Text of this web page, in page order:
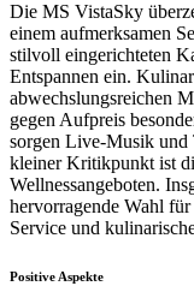
Die MS VistaSky
einem aufmerksamen
stilvoll eingerichteten
Entspannen ein.
abwechslungsreichen
gegen Aufpreis
sorgen Live-Musik und
kleiner Kritikpunkt ist
Wellnessangeboten.
hervorragende Wahl
Service und
Positive Aspekte